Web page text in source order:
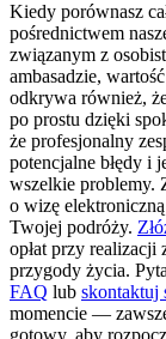
Kiedy porównasz
pośrednictwem
związanym z
ambasadzie,
odkrywa również,
po prostu dzięki
że profesjonalny
potencjalne błędy i
wszelkie problemy.
o wizę
Twojej podróży.
opłat przy
przygody życia.
FAQ lub skontaktuj
momencie —